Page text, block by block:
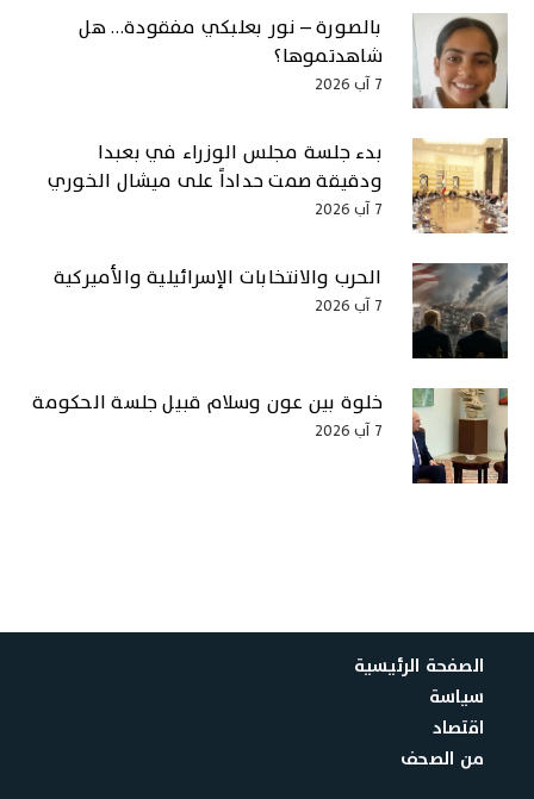
بالصورة – نور بعلبكي مفقودة… هل
شاهدتموها؟
7 آب 2026
بدء جلسة مجلس الوزراء في بعبدا
ودقيقة صمت حداداً على ميشال الخوري
7 آب 2026
الحرب والانتخابات الإسرائيلية والأميركية
7 آب 2026
خلوة بين عون وسلام قبيل جلسة الحكومة
7 آب 2026
الصفحة الرئيسية
سياسة
اقتصاد
من الصحف